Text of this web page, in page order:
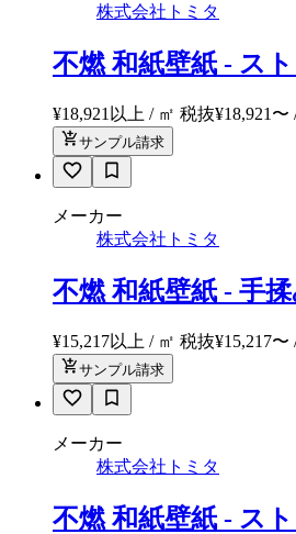
株式会社トミタ
不燃 和紙壁紙 - ス
¥18,921以上 / ㎡ 税抜¥18,921 〜
サンプル請求
メーカー
株式会社トミタ
不燃 和紙壁紙 - 手
¥15,217以上 / ㎡ 税抜¥15,217〜
サンプル請求
メーカー
株式会社トミタ
不燃 和紙壁紙 - ス